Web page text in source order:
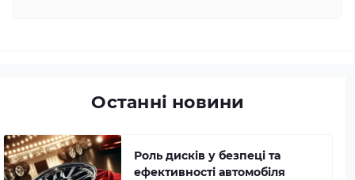
Останні новини
Роль дисків у безпеці та
ефективності автомобіля